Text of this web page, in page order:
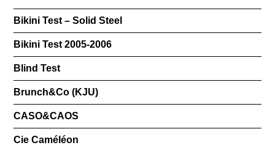
Bikini Test – Solid Steel
Bikini Test 2005-2006
Blind Test
Brunch&Co (KJU)
CASO&CAOS
Cie Caméléon